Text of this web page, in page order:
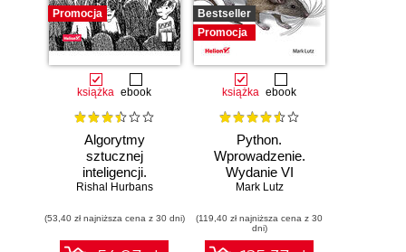
Promocja
książka ebook
Algorytmy
sztucznej
inteligencji.
Ilustrowany
Rishal Hurbans
(53,40 zł najniższa cena z 30 dni)
Bestseller
Promocja
książka ebook
Python.
Wprowadzenie.
Wydanie VI
Mark Lutz
(119,40 zł najniższa cena z 30
dni)